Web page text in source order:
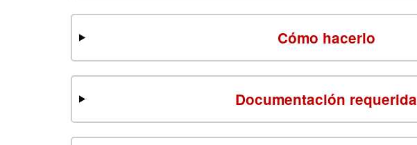
Cómo hacerlo
Documentación requerida